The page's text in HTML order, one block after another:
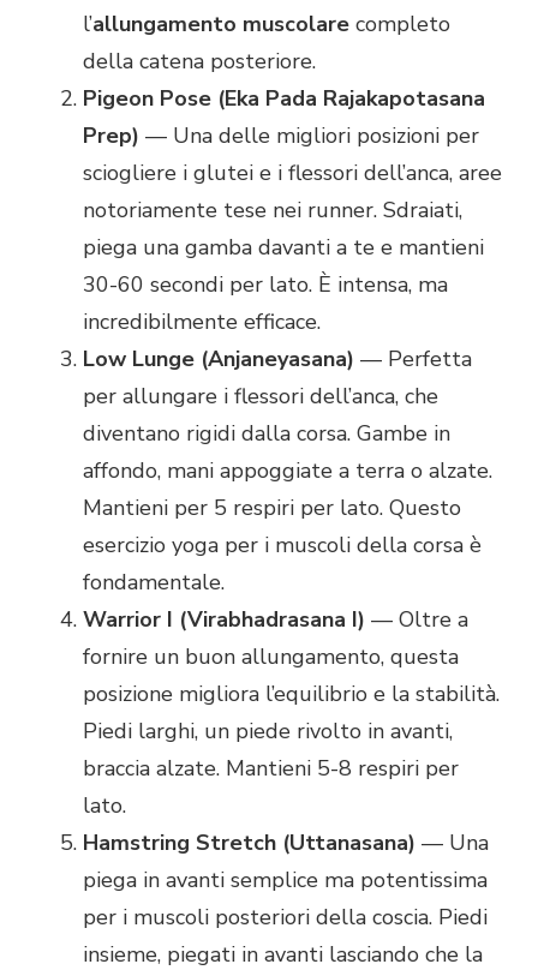
l’allungamento muscolare completo
della catena posteriore.
Pigeon Pose (Eka Pada Rajakapotasana
Prep) — Una delle migliori posizioni per
sciogliere i glutei e i flessori dell’anca, aree
notoriamente tese nei runner. Sdraiati,
piega una gamba davanti a te e mantieni
30-60 secondi per lato. È intensa, ma
incredibilmente efficace.
Low Lunge (Anjaneyasana) — Perfetta
per allungare i flessori dell’anca, che
diventano rigidi dalla corsa. Gambe in
affondo, mani appoggiate a terra o alzate.
Mantieni per 5 respiri per lato. Questo
esercizio yoga per i muscoli della corsa è
fondamentale.
Warrior I (Virabhadrasana I) — Oltre a
fornire un buon allungamento, questa
posizione migliora l’equilibrio e la stabilità.
Piedi larghi, un piede rivolto in avanti,
braccia alzate. Mantieni 5-8 respiri per
lato.
Hamstring Stretch (Uttanasana) — Una
piega in avanti semplice ma potentissima
per i muscoli posteriori della coscia. Piedi
insieme, piegati in avanti lasciando che la